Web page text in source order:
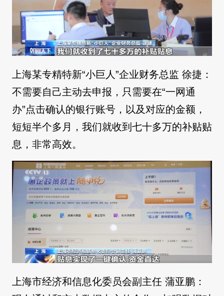
上海某专精特新“小巨人”企业财务总监 徐捷：
不需要自己主动去申报，只需要在“一网通
办”点击确认的银行账号，以及对应的金额，
短短半个多月，我们就收到七十多万的补贴贴
息，非常高效。
上海市经济和信息化委员会副主任 蒲亚鹏：